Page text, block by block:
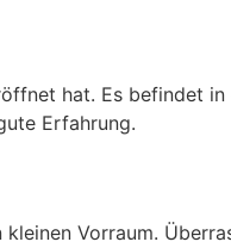
hat. Es befindet
Erfahrung.
Vorraum.